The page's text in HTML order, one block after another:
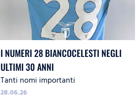
I NUMERI 28 BIANCOCELESTI NEGLI
ULTIMI 30 ANNI
Tanti nomi importanti
28.06.26